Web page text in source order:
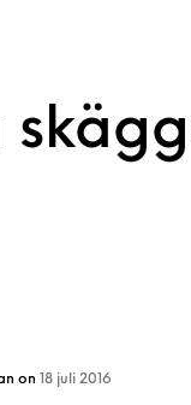
on 18 juli 2016